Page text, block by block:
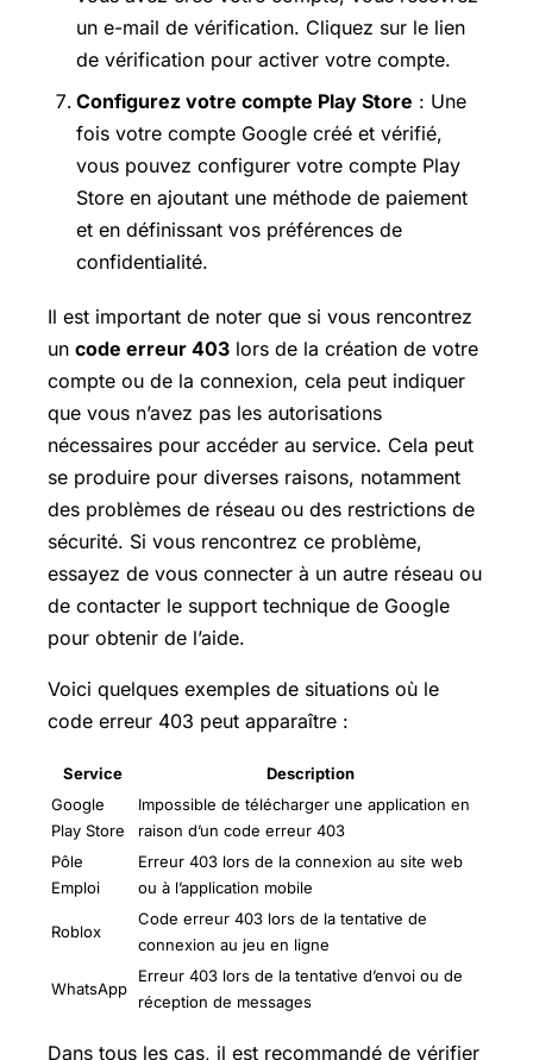
un e-mail de vérification. Cliquez sur le lien
de vérification pour activer votre compte.
Configurez votre compte Play Store : Une
fois votre compte Google créé et vérifié,
vous pouvez configurer votre compte Play
Store en ajoutant une méthode de paiement
et en définissant vos préférences de
confidentialité.
Il est important de noter que si vous rencontrez
un code erreur 403 lors de la création de votre
compte ou de la connexion, cela peut indiquer
que vous n’avez pas les autorisations
nécessaires pour accéder au service. Cela peut
se produire pour diverses raisons, notamment
des problèmes de réseau ou des restrictions de
sécurité. Si vous rencontrez ce problème,
essayez de vous connecter à un autre réseau ou
de contacter le support technique de Google
pour obtenir de l’aide.
Voici quelques exemples de situations où le
code erreur 403 peut apparaître :
Service
Description
Google
Play Store
Impossible de télécharger une application en
raison d’un code erreur 403
Pôle
Emploi
Erreur 403 lors de la connexion au site web
ou à l’application mobile
Roblox
Code erreur 403 lors de la tentative de
connexion au jeu en ligne
WhatsApp
Erreur 403 lors de la tentative d’envoi ou de
réception de messages
Dans tous les cas, il est recommandé de vérifier